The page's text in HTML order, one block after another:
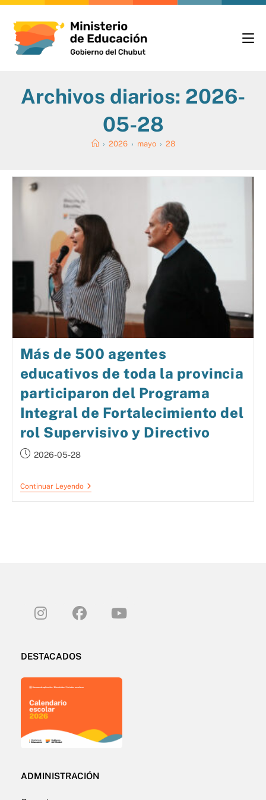
Archivos diarios: 2026-
05-28
› 2026 › mayo › 28
Más de 500 agentes
educativos de toda la provincia
participaron del Programa
Integral de Fortalecimiento del
rol Supervisivo y Directivo
2026-05-28
Continuar Leyendo
DESTACADOS
ADMINISTRACIÓN